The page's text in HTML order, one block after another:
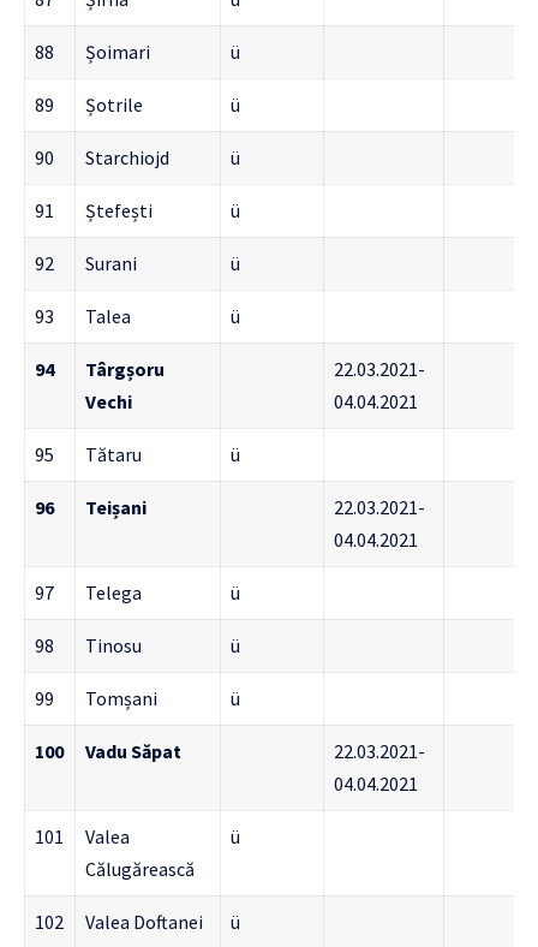
88 Șoimari ü
89 Șotrile ü
90 Starchiojd ü
91 Ștefești ü
92 Surani ü
93 Talea ü
94
Târgșoru
Vechi
22.03.2021-
04.04.2021
95 Tătaru ü
96 Teișani
22.03.2021-
04.04.2021
97 Telega ü
98 Tinosu ü
99 Tomșani ü
100 Vadu Săpat
22.03.2021-
04.04.2021
101
Valea
Călugărească
ü
102 Valea Doftanei ü